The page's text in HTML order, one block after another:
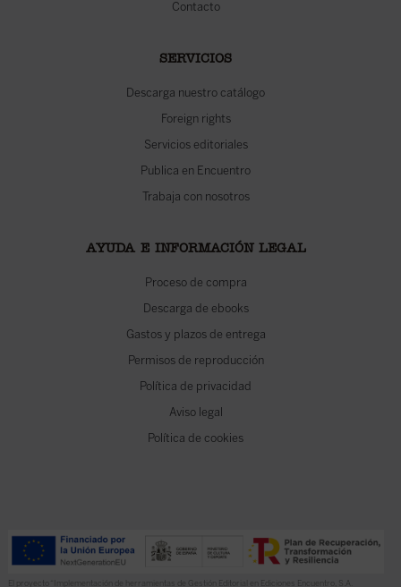
Contacto
SERVICIOS
Descarga nuestro catálogo
Foreign rights
Servicios editoriales
Publica en Encuentro
Trabaja con nosotros
AYUDA E INFORMACIÓN LEGAL
Proceso de compra
Descarga de ebooks
Gastos y plazos de entrega
Permisos de reproducción
Política de privacidad
Aviso legal
Política de cookies
El proyecto “Implementación de herramientas de Gestión Editorial en Ediciones Encuentro, S.A.